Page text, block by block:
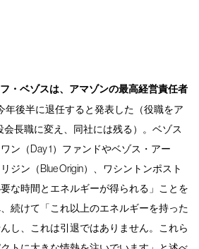
・ベゾスは、アマゾンの最高経営責任者
年後半に退任すると発表した（役職をア
会長職に変え、同社には残る）。ベゾス
ン（Day 1）ファンドやベゾス・アー
ジン（Blue Origin）、ワシントンポスト
な時間とエネルギーが得られる」ことを
続けて「これ以上のエネルギーを持った
し、これは引退ではありません。これら